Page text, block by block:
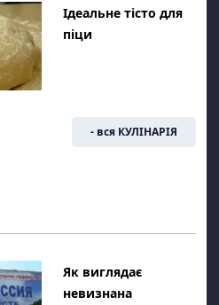
Ідеальне тісто для
піци
- вся КУЛІНАРІЯ
Як виглядає
невизнана